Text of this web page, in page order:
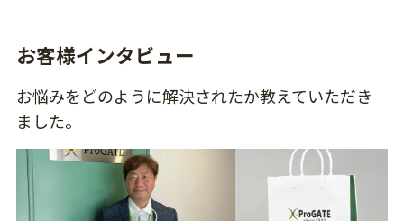
お客様インタビュー
お悩みをどのように解決されたか教えていただき
ました。